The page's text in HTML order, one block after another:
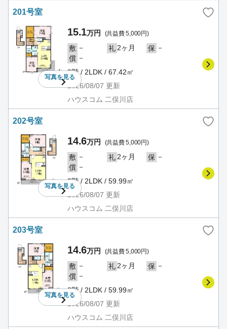
201号室
写真を見る
15.1万円 (共益費 5,000円)
敷 － 礼 2ヶ月 保 －
償 －
2階 / 2LDK / 67.42㎡
2026/08/07 更新
ハウスコム 二俣川店
202号室
写真を見る
14.6万円 (共益費 5,000円)
敷 － 礼 2ヶ月 保 －
償 －
2階 / 2LDK / 59.99㎡
2026/08/07 更新
ハウスコム 二俣川店
203号室
写真を見る
14.6万円 (共益費 5,000円)
敷 － 礼 2ヶ月 保 －
償 －
2階 / 2LDK / 59.99㎡
2026/08/07 更新
ハウスコム 二俣川店